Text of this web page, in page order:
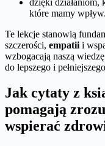
które mamy wpływ.
Te lekcje stanowią
szczerości, empatii i
wzbogacają naszą
do lepszego i
Jak cytaty z
pomagają
wspierać